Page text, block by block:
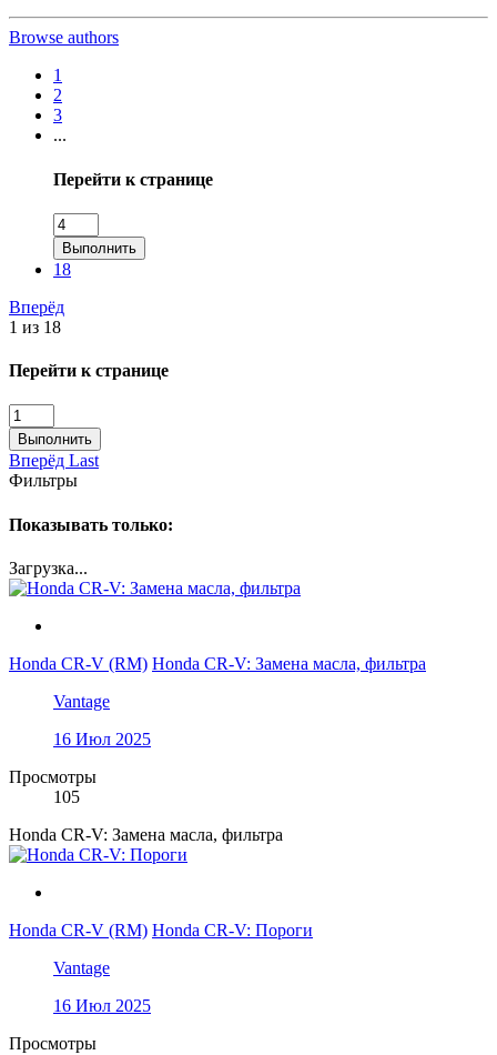
Browse authors
1
2
3
...
Перейти к странице
Выполнить
18
Вперёд
1 из 18
Перейти к странице
Выполнить
Вперёд Last
Фильтры
Показывать только:
Загрузка...
Honda CR-V (RM) Honda CR-V: Замена масла, фильтра
Vantage
16 Июл 2025
Просмотры
105
Honda CR-V: Замена масла, фильтра
Honda CR-V (RM) Honda CR-V: Пороги
Vantage
16 Июл 2025
Просмотры